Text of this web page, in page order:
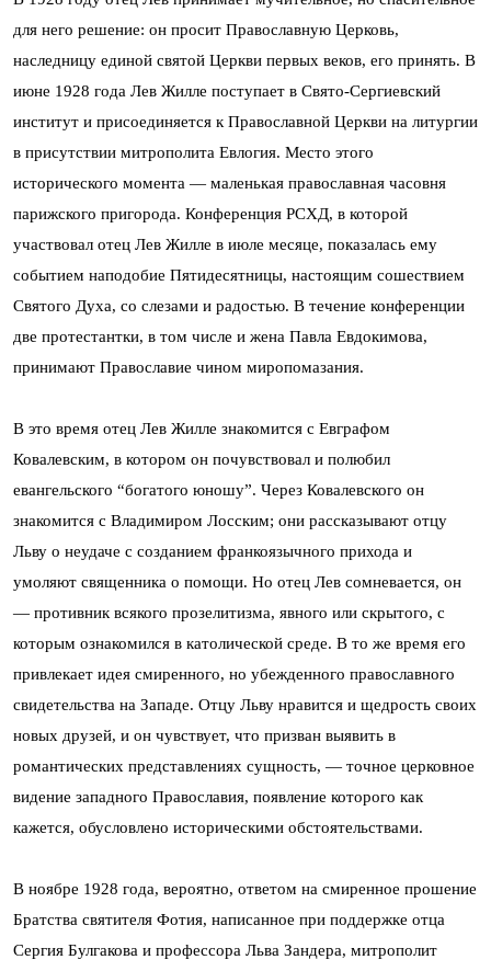
для него решение: он просит Православную Церковь,
наследницу единой святой Церкви первых веков, его принять. В
июне 1928 года Лев Жилле поступает в Свято-Сергиевский
институт и присоединяется к Православной Церкви на литургии
в присутствии митрополита Евлогия. Место этого
исторического момента — маленькая православная часовня
парижского пригорода. Конференция РСХД, в которой
участвовал отец Лев Жилле в июле месяце, показалась ему
событием наподобие Пятидесятницы, настоящим сошествием
Святого Духа, со слезами и радостью. В течение конференции
две протестантки, в том числе и жена Павла Евдокимова,
принимают Православие чином миропомазания.
В это время отец Лев Жилле знакомится с Евграфом
Ковалевским, в котором он почувствовал и полюбил
евангельского “бо­гатого юношу”. Через Ковалевского он
знакомится с Владимиром Лосским; они рассказывают отцу
Льву о неудаче с созданием франкоязычного прихода и
умоляют священника о помощи. Но отец Лев сомневается, он
— противник всякого прозелитизма, явного или скрытого, с
которым ознакомился в католической среде. В то же время его
привлекает идея смиренного, но убежденного православного
свидетельства на Западе. Отцу Льву нравится и щедрость своих
новых друзей, и он чувствует, что призван выявить в
романтических представлениях сущность, — точное церковное
видение западного Православия, появление которого как
кажется, обусловлено историческими обстоятельствами.
В ноябре 1928 года, вероятно, ответом на смиренное прошение
Братства святителя Фотия, написанное при поддержке отца
Сергия Булгакова и профессора Льва Зандера, митрополит